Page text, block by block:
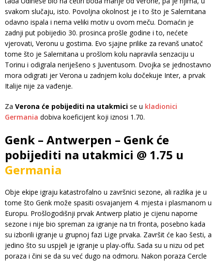
svakom slučaju, isto. Povoljna okolnost je i to što je Salernitana
odavno ispala i nema veliki motiv u ovom meču. Domaćin je
zadnji put pobijedio 30. prosinca prošle godine i to, nećete
vjerovati, Veronu u gostima. Evo sjajne prilike za revanš unatoč
tome što je Salernitana u prošlom kolu napravila senzaciju u
Torinu i odigrala neriješeno s Juventusom. Dvojka se jednostavno
mora odigrati jer Verona u zadnjem kolu dočekuje Inter, a prvak
Italije nije za vađenje.
Za Verona će pobijediti na utakmici se u kladionici
Germania dobiva koeficijent koji iznosi 1.70.
Genk – Antwerpen – Genk će
pobijediti na utakmici @ 1.75 u
Germania
Obje ekipe igraju katastrofalno u završnici sezone, ali razlika je u
tome što Genk može spasiti osvajanjem 4. mjesta i plasmanom u
Europu. Prošlogodišnji prvak Antwerp platio je cijenu naporne
sezone i nije bio spreman za igranje na tri fronta, posebno kada
su izborili igranje u grupnoj fazi Lige prvaka. Završit će kao šesti, a
jedino što su uspjeli je igranje u play-offu. Sada su u nizu od pet
poraza i čini se da su već dugo na odmoru. Nakon poraza Cercle